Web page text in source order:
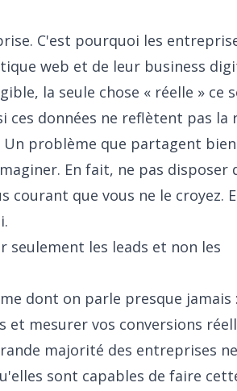
C'est pourquoi les
web et de leur business
la seule chose « réelle » ce
ces données ne reflètent pas la
Un problème que partagent
En fait, ne pas disposer
courant que vous ne le croyez.
seulement les leads et non les
dont on parle presque jamais
et mesurer vos conversions
majorité des entreprises ne
sont capables de faire